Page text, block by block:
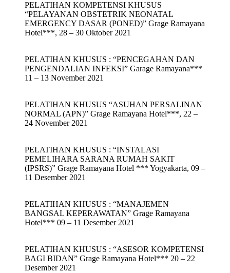
PELATIHAN KOMPETENSI KHUSUS
“PELAYANAN OBSTETRIK NEONATAL
EMERGENCY DASAR (PONED)” Grage Ramayana
Hotel***, 28 – 30 Oktober 2021
PELATIHAN KHUSUS : “PENCEGAHAN DAN
PENGENDALIAN INFEKSI” Garage Ramayana***
11 – 13 November 2021
PELATIHAN KHUSUS “ASUHAN PERSALINAN
NORMAL (APN)” Grage Ramayana Hotel***, 22 –
24 November 2021
PELATIHAN KHUSUS : “INSTALASI
PEMELIHARA SARANA RUMAH SAKIT
(IPSRS)” Grage Ramayana Hotel *** Yogyakarta, 09 –
11 Desember 2021
PELATIHAN KHUSUS : “MANAJEMEN
BANGSAL KEPERAWATAN” Grage Ramayana
Hotel*** 09 – 11 Desember 2021
PELATIHAN KHUSUS : “ASESOR KOMPETENSI
BAGI BIDAN” Grage Ramayana Hotel*** 20 – 22
Desember 2021